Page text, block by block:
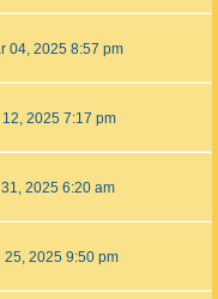
04, 2025 8:57 pm
2025 7:17 pm
2025 6:20 am
25, 2025 9:50 pm